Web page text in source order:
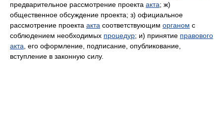
предварительное рассмотрение проекта акта; ж)
общественное обсуждение проекта; з) официальное
рассмотрение проекта акта соответствующим органом с
соблюдением необходимых процедур; и) принятие правового
акта , его оформление, подписание, опубликование,
вступление в законную силу.